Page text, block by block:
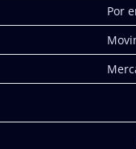
Por